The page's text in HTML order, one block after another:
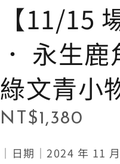
【11/15
． 永生
綠文青小
NT$1,380
｜日期｜2024 年 11